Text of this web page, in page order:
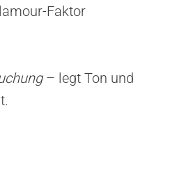
Faktor
– legt Ton und